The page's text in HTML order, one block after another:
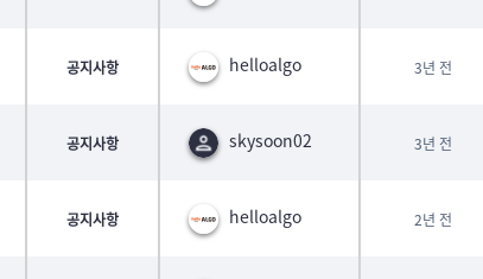
공지사항 helloalgo 3년 전
공지사항 skysoon02 3년 전
공지사항 helloalgo 2년 전